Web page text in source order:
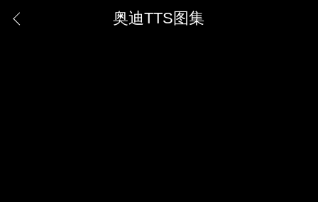
奥迪TTS图集